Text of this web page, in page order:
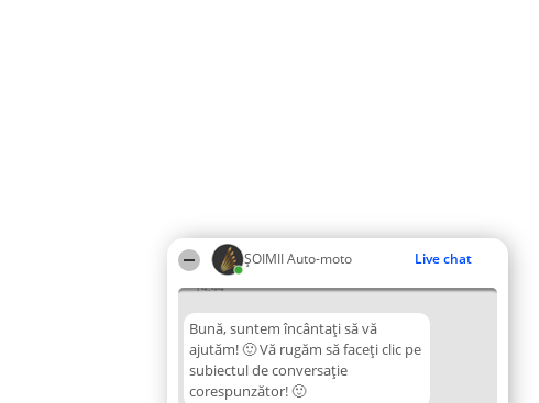
ȘOIMII Auto-moto Live chat
14:44
Bună, suntem încântați să vă
ajutăm! 🙂 Vă rugăm să faceți clic pe
subiectul de conversație
corespunzător! 🙂